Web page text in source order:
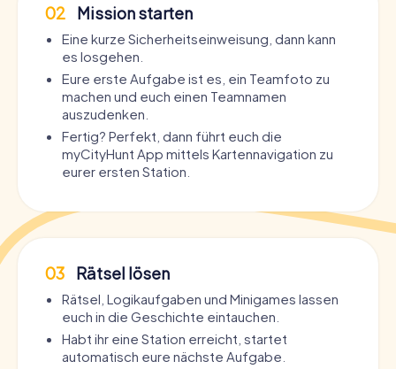
02 Mission starten
Eine kurze Sicherheitseinweisung, dann kann
es losgehen.
Eure erste Aufgabe ist es, ein Teamfoto zu
machen und euch einen Teamnamen
auszudenken.
Fertig? Perfekt, dann führt euch die
myCityHunt App mittels Kartennavigation zu
eurer ersten Station.
03 Rätsel lösen
Rätsel, Logikaufgaben und Minigames lassen
euch in die Geschichte eintauchen.
Habt ihr eine Station erreicht, startet
automatisch eure nächste Aufgabe.